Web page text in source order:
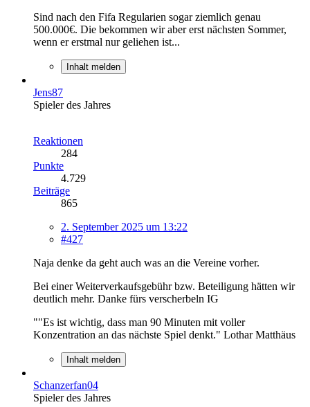
Sind nach den Fifa Regularien sogar ziemlich genau
500.000€. Die bekommen wir aber erst nächsten Sommer,
wenn er erstmal nur geliehen ist...
Inhalt melden
Jens87
Spieler des Jahres
Reaktionen
284
Punkte
4.729
Beiträge
865
2. September 2025 um 13:22
#427
Naja denke da geht auch was an die Vereine vorher.
Bei einer Weiterverkaufsgebühr bzw. Beteiligung hätten wir
deutlich mehr. Danke fürs verscherbeln IG
""Es ist wichtig, dass man 90 Minuten mit voller
Konzentration an das nächste Spiel denkt." Lothar Matthäus
Inhalt melden
Schanzerfan04
Spieler des Jahres